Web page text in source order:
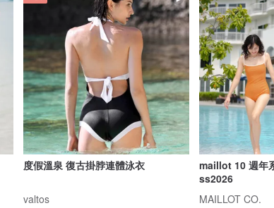
度假溫泉 復古掛脖連體泳衣
valtos
maillot 10 週年
ss2026
MAILLOT CO.